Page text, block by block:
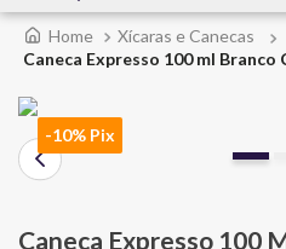
Xícaras e Canecas
Caneca Expresso 100 ml
-10% Pix
Caneca Expresso 100